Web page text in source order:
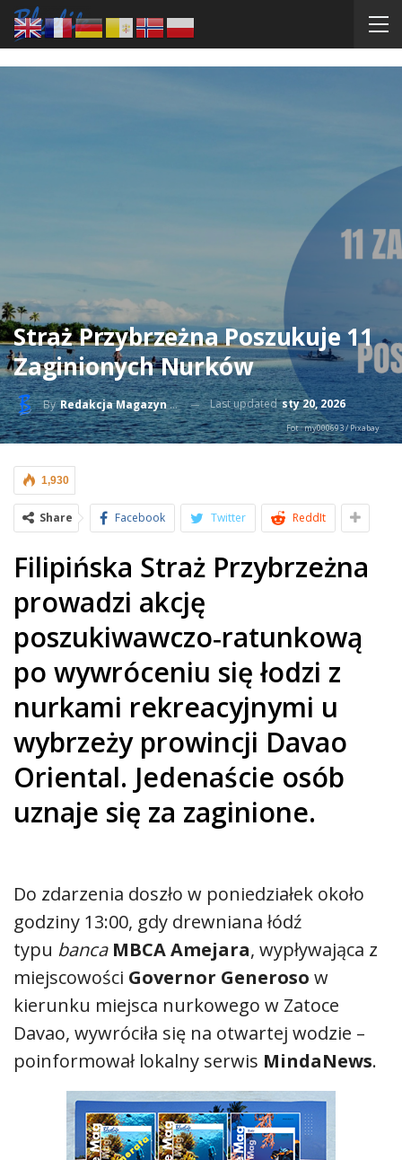
Straż Przybrzeżna Poszukuje 11
Zaginionych Nurków
ByRedakcja Magazyn BlueLife Last updatedsty 20, 2026
Fot.: my000693 / Pixabay
1,930
Share Facebook Twitter ReddIt
Filipińska Straż Przybrzeżna
prowadzi akcję
poszukiwawczo‑ratunkową
po wywróceniu się łodzi z
nurkami rekreacyjnymi u
wybrzeży prowincji Davao
Oriental. Jedenaście osób
uznaje się za zaginione.
Do zdarzenia doszło w poniedziałek około
godziny 13:00, gdy drewniana łódź
typu banca MBCA Amejara, wypływająca z
miejscowości Governor Generoso w
kierunku miejsca nurkowego w Zatoce
Davao, wywróciła się na otwartej wodzie –
poinformował lokalny serwis MindaNews.